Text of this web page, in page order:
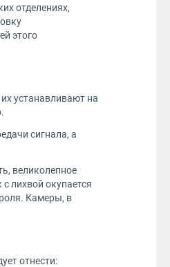
отделениях,
этого
устанавливают на
сигнала, а
великолепное
лихвой окупается
Камеры, в
отнести: